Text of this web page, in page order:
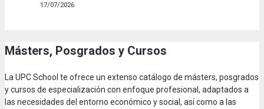
17/07/2026
Másters, Posgrados y Cursos
La UPC School te ofrece un extenso catálogo de másters, posgrados
y cursos de especialización con enfoque profesional, adaptados a
las necesidades del entorno económico y social, así como a las